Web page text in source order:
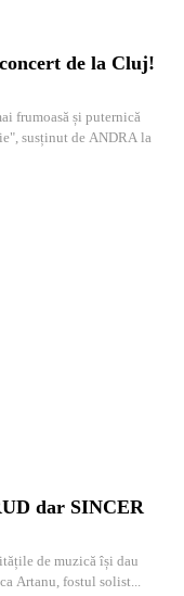
de la Cluj!
frumoasă și puternică
susținut de ANDRA la
dar SINCER
de muzică își dau
Artanu, fostul solist...